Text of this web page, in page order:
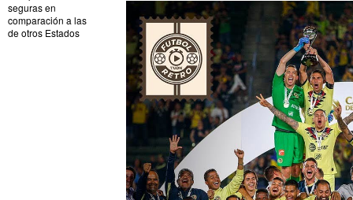
seguras en
comparación a las
de otros Estados